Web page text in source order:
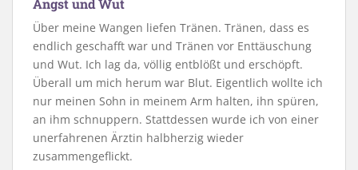
Über meine Wangen liefen Tränen. Tränen, dass es
endlich geschafft war und Tränen vor Enttäuschung
und Wut. Ich lag da, völlig entblößt und erschöpft.
Überall um mich herum war Blut. Eigentlich wollte ich
nur meinen Sohn in meinem Arm halten, ihn spüren,
an ihm schnuppern. Stattdessen wurde ich von einer
unerfahrenen Ärztin halbherzig wieder
zusammengeflickt.